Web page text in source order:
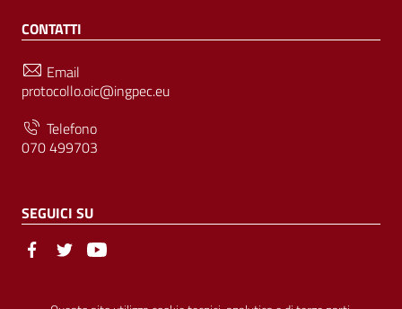
CONTATTI
Email
protocollo.oic@ingpec.eu
Telefono
070 499703
SEGUICI SU
© Ordine degli Ingegneri della Provincia di Cagliari | P.IVA